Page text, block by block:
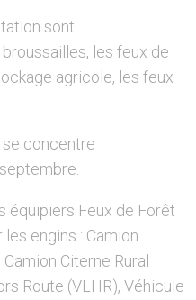
sont
les feux de
agricole, les feux
concentre
équipiers Feux de Forêt
engins : Camion
Citerne Rural
Route (VLHR), Véhicule